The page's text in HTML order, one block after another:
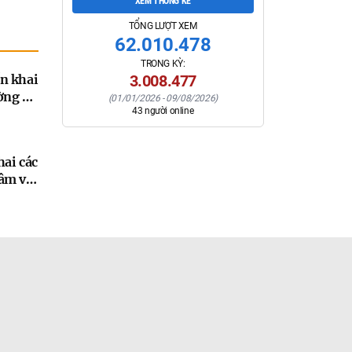
khai
sự
các
về
TỔNG LƯỢT XEM
62.010.478
TRONG KỲ:
3.008.477
(01/01/2026-09/08/2026)
43 người online